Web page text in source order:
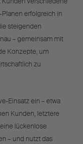
erfolgreich in
steigenden
– gemeinsam mit
Konzepte, um
zu
Einsatz ein – etwa
Kunden, letztere
lückenlose
– und nutzt das